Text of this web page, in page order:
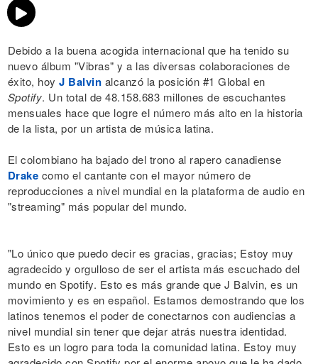
Debido a la buena acogida internacional que ha tenido su
nuevo álbum "Vibras" y a las diversas colaboraciones de
éxito, hoy J Balvin alcanzó la posición #1 Global en
Spotify. Un total de 48.158.683 millones de escuchantes
mensuales hace que logre el número más alto en la historia
de la lista, por un artista de música latina.
El colombiano ha bajado del trono al rapero canadiense
Drake como el cantante con el mayor número de
reproducciones a nivel mundial en la plataforma de audio en
"streaming" más popular del mundo.
"Lo único que puedo decir es gracias, gracias; Estoy muy
agradecido y orgulloso de ser el artista más escuchado del
mundo en Spotify. Esto es más grande que J Balvin, es un
movimiento y es en español. Estamos demostrando que los
latinos tenemos el poder de conectarnos con audiencias a
nivel mundial sin tener que dejar atrás nuestra identidad.
Esto es un logro para toda la comunidad latina. Estoy muy